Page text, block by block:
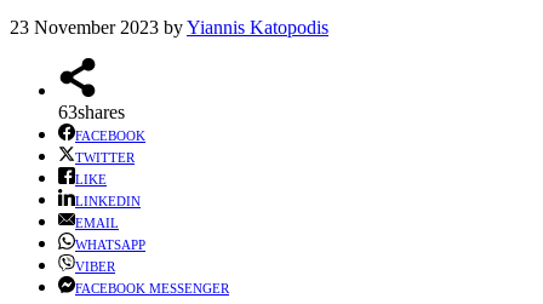
23 November 2023 byYiannis Katopodis
63shares
FACEBOOK
TWITTER
LIKE
LINKEDIN
EMAIL
WHATSAPP
VIBER
FACEBOOK MESSENGER